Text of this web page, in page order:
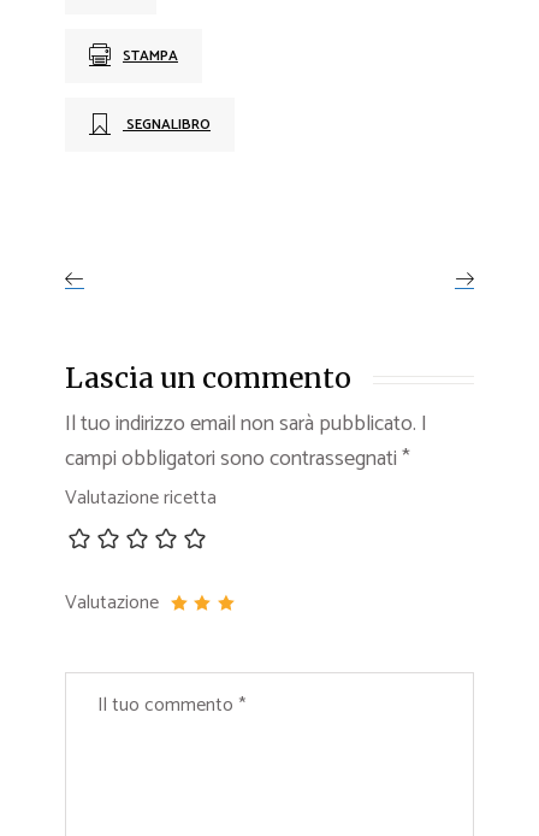
STAMPA
SEGNALIBRO
Lascia un commento
Il tuo indirizzo email non sarà pubblicato. I
campi obbligatori sono contrassegnati*
Valutazione ricetta
Valutazione